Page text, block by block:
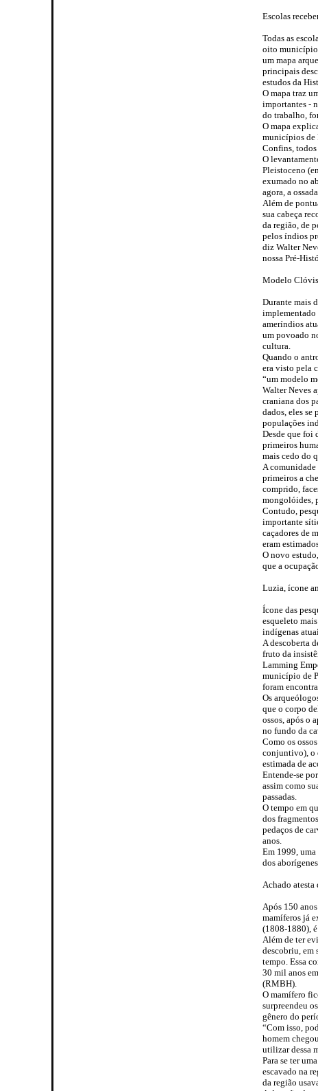
Escolas
Todas as
oito
um mapa
principais
estudos da
O mapa traz
importantes -
do trabalho,
O mapa
municípios de
Confins,
O
Pleistoceno
exumado no
agora, a
Além de
sua cabeça
da região, de
pelos índios
diz Walter
nossa Pré-
Modelo
Durante mais
implementado
ameríndios
um povoado
cultura.
Quando o
era visto pela
“um modelo
Walter Neves
craniana dos
dados, eles se
populações
Desde que foi
primeiros
mais cedo do
A
primeiros a
comprido,
mongolóides,
Contudo,
importante
caçadores de
eram
O novo
que a
Luzia, ícone
Ícone das
esqueleto
indígenas
A descoberta
fruto da
Lamming
município de
foram
Os
que o corpo
ossos, após o
no fundo da
Como os
conjuntivo), o
estimada de
Entende-se
assim como
passadas.
O tempo em
dos
pedaços de
anos.
Em 1999,
dos
Achado atesta
Após 150
mamíferos já
(1808-1880),
Além de ter
descobriu, em
tempo. Essa
30 mil anos
(RMBH).
O mamífero
surpreendeu
gênero do
“Com isso,
homem
utilizar dessa
Para se ter
escavado na
da região